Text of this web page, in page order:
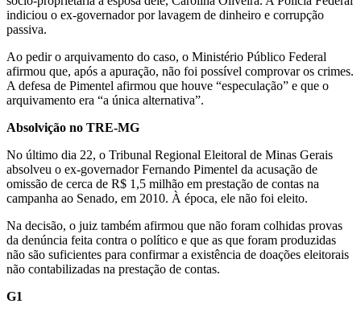
indiciou o ex-governador por lavagem de dinheiro e corrupção
passiva.
Ao pedir o arquivamento do caso, o Ministério Público Federal
afirmou que, após a apuração, não foi possível comprovar os crimes.
A defesa de Pimentel afirmou que houve “especulação” e que o
arquivamento era “a única alternativa”.
Absolvição no TRE-MG
No último dia 22, o Tribunal Regional Eleitoral de Minas Gerais
absolveu o ex-governador Fernando Pimentel da acusação de
omissão de cerca de R$ 1,5 milhão em prestação de contas na
campanha ao Senado, em 2010. À época, ele não foi eleito.
Na decisão, o juiz também afirmou que não foram colhidas provas
da denúncia feita contra o político e que as que foram produzidas
não são suficientes para confirmar a existência de doações eleitorais
não contabilizadas na prestação de contas.
G1